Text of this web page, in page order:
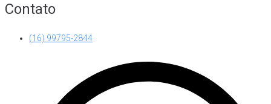
Contato
(16) 99795-2844